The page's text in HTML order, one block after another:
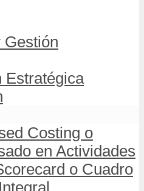
Gestión
Estratégica
Costing o
en Actividades
o Cuadro